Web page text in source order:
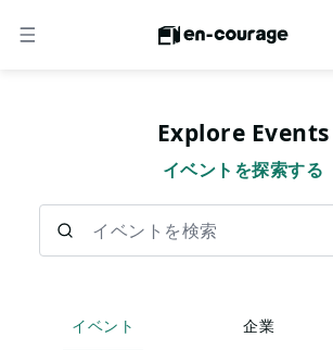
メニュー
Explore Events
イベントを探索する
イベント 企業